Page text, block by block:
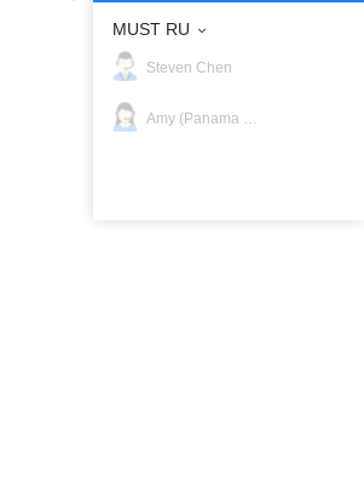
MUST RU
Steven Chen
Amy (Panama Oficina)